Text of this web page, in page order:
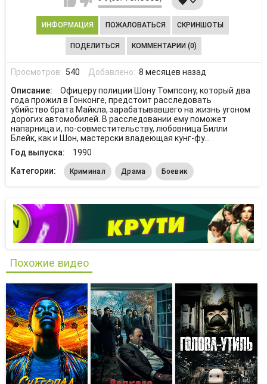
ИНФОРМАЦИЯ ПОЖАЛОВАТЬСЯ СКРИНШОТЫ
ПОДЕЛИТЬСЯ КОММЕНТАРИИ (0)
Просмотров: 540 Добавлено: 8 месяцев назад
Описание:
Офицеру полиции Шону Томпсону, который два
года прожил в Гонконге, предстоит расследовать
убийство брата Майкла, зарабатывавшего на жизнь угоном
дорогих автомобилей. В расследовании ему поможет
напарница и, по-совместительству, любовница Билли
Блейк, как и Шон, мастерски владеющая кунг-фу...
Год выпуска:
1990
Категории:
Криминал Драма Боевик
Похожие видео